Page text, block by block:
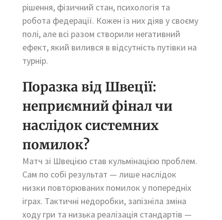
рішення, фізичний стан, психологія та
робота федерації. Кожен із них діяв у своєму
полі, але всі разом створили негативний
ефект, який вилився в відсутність путівки на
турнір.
Поразка від Швеції:
неприємний фінал чи
наслідок системних
помилок?
Матч зі Швецією став кульмінацією проблем.
Сам по собі результат — лише наслідок
низки повторюваних помилок у попередніх
іграх. Тактичні недоробки, запізніла зміна
ходу гри та низька реалізація стандартів —